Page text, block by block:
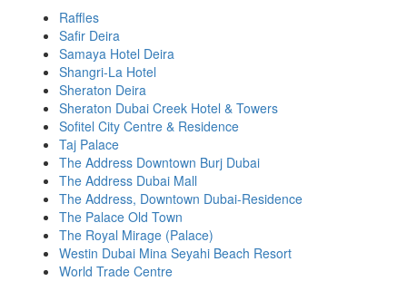
Raffles
Safir Deira
Samaya Hotel Deira
Shangri-La Hotel
Sheraton Deira
Sheraton Dubai Creek Hotel & Towers
Sofitel City Centre & Residence
Taj Palace
The Address Downtown Burj Dubai
The Address Dubai Mall
The Address, Downtown Dubai-Residence
The Palace Old Town
The Royal Mirage (Palace)
Westin Dubai Mina Seyahi Beach Resort
World Trade Centre